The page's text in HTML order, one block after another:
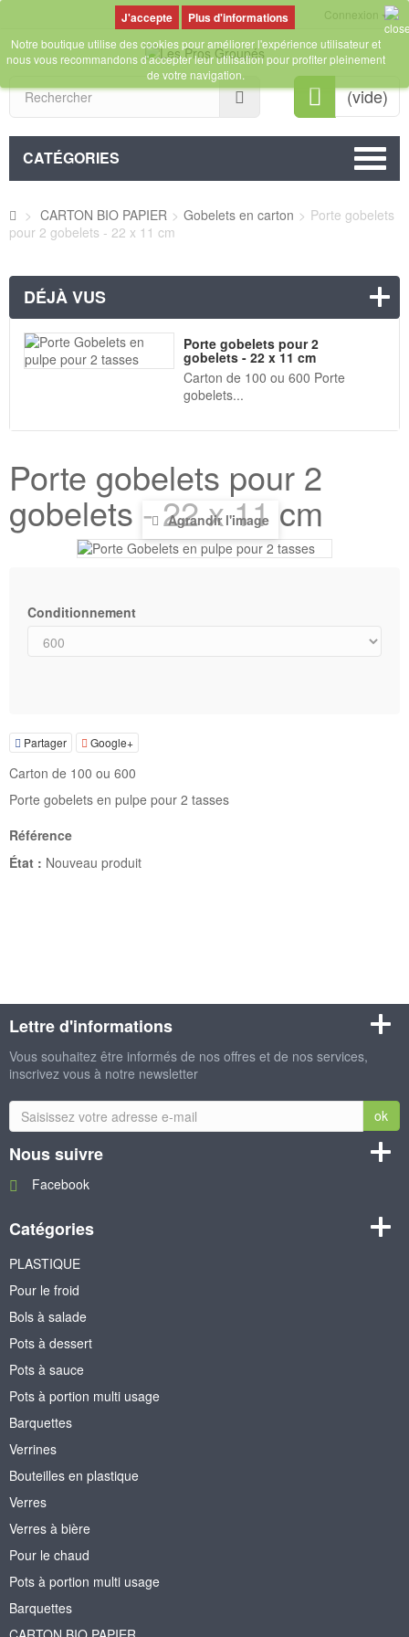
Connexion
Rechercher (vide)
CATÉGORIES
Plus d'informations
Notre boutique utilise des cookies pour améliorer l'expérience utilisateur et
nous vous recommandons d'accepter leur utilisation pour profiter pleinement
de votre navigation.
> CARTON BIO PAPIER > Gobelets en carton > Porte gobelets
pour 2 gobelets - 22 x 11 cm
DÉJÀ VUS
Porte gobelets pour 2
gobelets - 22 x 11 cm
Carton de 100 ou 600 Porte
gobelets...
Porte gobelets pour 2
gobelets - 22 x 11 cm
Agrandir l'image
Conditionnement
Partager Google+
Carton de 100 ou 600
Porte gobelets en pulpe pour 2 tasses
Référence
État : Nouveau produit
Lettre d'informations
Vous souhaitez être informés de nos offres et de nos services,
inscrivez vous à notre newsletter
ok
Nous suivre
Facebook
Catégories
PLASTIQUE
Pour le froid
Bols à salade
Pots à dessert
Pots à sauce
Pots à portion multi usage
Barquettes
Verrines
Bouteilles en plastique
Verres
Verres à bière
Pour le chaud
Pots à portion multi usage
Barquettes